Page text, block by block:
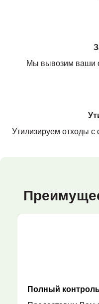
Мы вывозим ваши
Утилизируем отходы с
Полный